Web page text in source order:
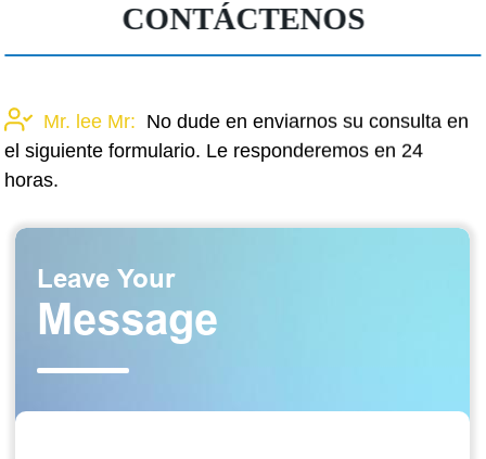
CONTÁCTENOS
Mr. lee Mr: No dude en enviarnos su consulta en
el siguiente formulario. Le responderemos en 24
horas.